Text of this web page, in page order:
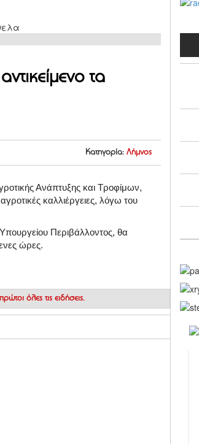
τα
Κατηγορία: Λήμνος
Ανάπτυξης και Τροφίμων,
καλλιέργειες, λόγω του
Περιβάλλοντος, θα
ώρες.
όλες τις ειδήσεις.